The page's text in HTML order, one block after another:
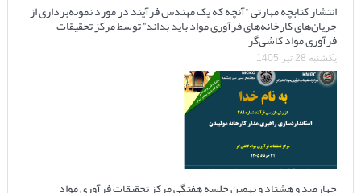
انتشار کتابچه مهارتی “آنچه که یک مهندس فرآیند در مورد نمونه‌برداری از
جریان‌های کارخانه‌های فرآوری مواد باید بداند” توسط مرکز تحقیقات
فرآوری مواد کاشی‌گر
یکشنبه 28 تیر 1405
چهارصد و هشتاد و نهمین جلسه هفتگی مرکز تحقیقات فرآوری مواد